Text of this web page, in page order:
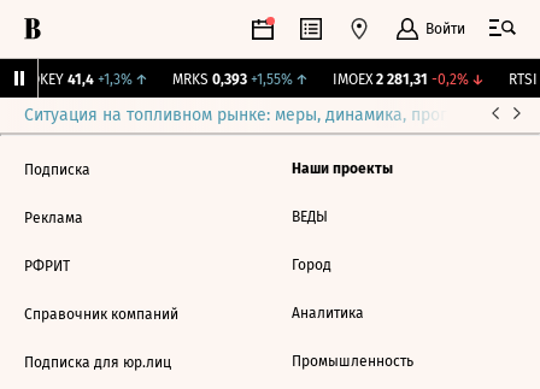
Войти
OKEY 41,4 +1,3%↑ MRKS 0,393 +1,55%↑ IMOEX 2 281,31 -0,2%↓ RTSI
Ситуация на топливном рынке: меры, динамика, прогнозы
Подписка
Реклама
РФРИТ
Справочник компаний
Подписка для юр.лиц
Наши проекты
ВЕДЫ
Город
Аналитика
Промышленность